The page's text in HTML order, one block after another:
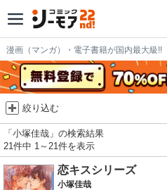
漫画（マンガ）・電子書籍が国内最大級!!
絞り込む
「小塚佳哉」の検索結果
21件中 1～21件を表示
恋キスシリーズ
小塚佳哉